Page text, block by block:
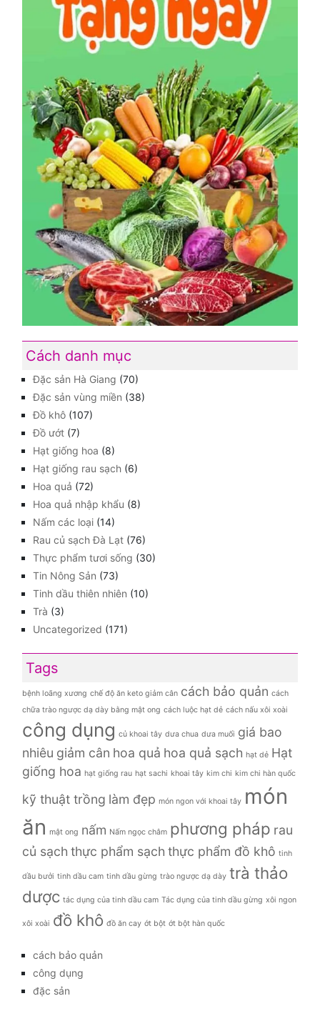
Cách danh mục
Đặc sản Hà Giang (70)
Đặc sản vùng miền (38)
Đồ khô (107)
Đồ ướt (7)
Hạt giống hoa (8)
Hạt giống rau sạch (6)
Hoa quả (72)
Hoa quả nhập khẩu (8)
Nấm các loại (14)
Rau củ sạch Đà Lạt (76)
Thực phẩm tươi sống (30)
Tin Nông Sản (73)
Tinh dầu thiên nhiên (10)
Trà (3)
Uncategorized (171)
Tags
bệnh loãng xương chế độ ăn keto giảm cân cách bảo quản cách
chữa trào ngược dạ dày bằng mật ong cách luộc hạt dẻ cách nấu xôi xoài
công dụng củ khoai tây dưa chua dưa muối giá bao
nhiêu giảm cân hoa quả hoa quả sạch hạt dẻ Hạt
giống hoa hạt giống rau hạt sachi khoai tây kim chi kim chi hàn quốc
kỹ thuật trồng làm đẹp món ngon với khoai tây món
ăn mật ong nấm Nấm ngọc châm phương pháp rau
củ sạch thực phẩm sạch thực phẩm đồ khô tinh
dầu bưởi tinh dầu cam tinh dầu gừng trào ngược dạ dày trà thảo
dược tác dụng của tinh dầu cam Tác dụng của tinh dầu gừng xôi ngon
xôi xoài đồ khô đồ ăn cay ớt bột ớt bột hàn quốc
cách bảo quản
công dụng
đặc sản